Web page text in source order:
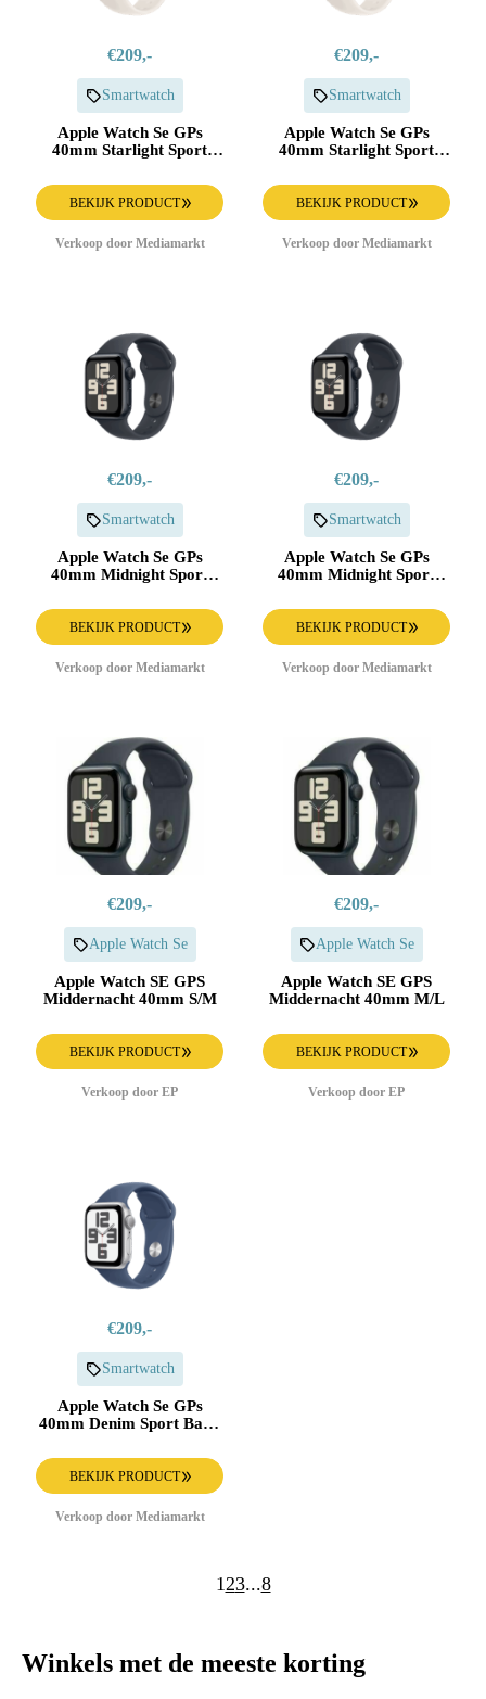
€209,-
Smartwatch
Apple Watch Se GPs
40mm Starlight Sport
Aluminium
BEKIJK PRODUCT
Verkoop door Mediamarkt
€209,-
Smartwatch
Apple Watch Se GPs
40mm Starlight Sport
Aluminium
BEKIJK PRODUCT
Verkoop door Mediamarkt
€209,-
Smartwatch
Apple Watch Se GPs
40mm Midnight Sport
Aluminium
BEKIJK PRODUCT
Verkoop door Mediamarkt
€209,-
Smartwatch
Apple Watch Se GPs
40mm Midnight Sport
Aluminium
BEKIJK PRODUCT
Verkoop door Mediamarkt
€209,-
Apple Watch Se
Apple Watch SE GPS
Middernacht 40mm S/M
BEKIJK PRODUCT
Verkoop door EP
€209,-
Apple Watch Se
Apple Watch SE GPS
Middernacht 40mm M/L
BEKIJK PRODUCT
Verkoop door EP
€209,-
Smartwatch
Apple Watch Se GPs
40mm Denim Sport Band
Aluminium
BEKIJK PRODUCT
Verkoop door Mediamarkt
123...8
Winkels met de meeste korting